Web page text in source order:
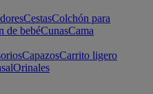
CestasColchón para
de bebéCunasCama
CapazosCarrito ligero
Orinales